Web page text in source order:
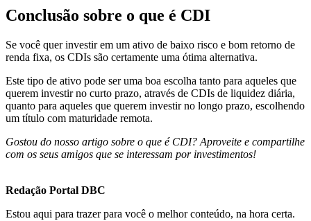
Conclusão sobre o que é CDI
Se você quer investir em um ativo de baixo risco e bom retorno de
renda fixa, os CDIs são certamente uma ótima alternativa.
Este tipo de ativo pode ser uma boa escolha tanto para aqueles que
querem investir no curto prazo, através de CDIs de liquidez diária,
quanto para aqueles que querem investir no longo prazo, escolhendo
um título com maturidade remota.
Gostou do nosso artigo sobre o que é CDI? Aproveite e compartilhe
com os seus amigos que se interessam por investimentos!
Redação Portal DBC
Estou aqui para trazer para você o melhor conteúdo, na hora certa.